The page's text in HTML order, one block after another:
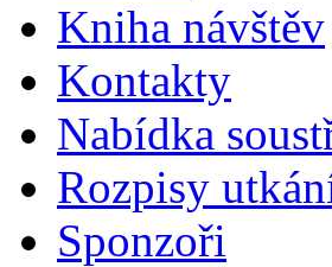
Kniha návštěv
Kontakty
Nabídka
Rozpisy
Sponzoři